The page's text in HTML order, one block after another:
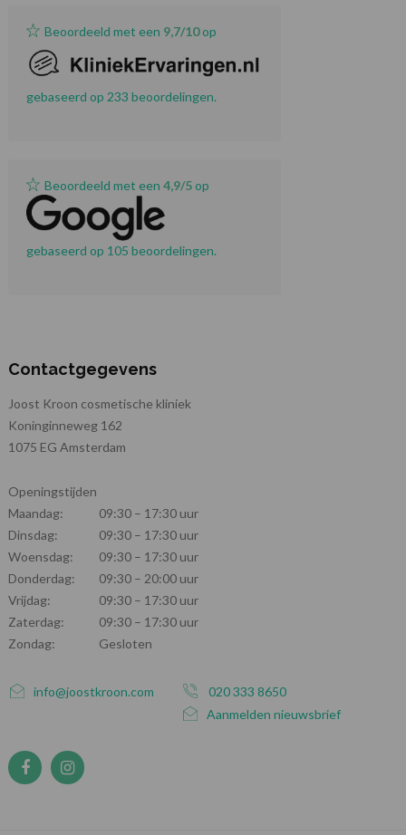
Beoordeeld met een 9,7/10op
gebaseerd op 233 beoordelingen.
Beoordeeld met een 4,9/5op
gebaseerd op 105 beoordelingen.
Contactgegevens
Joost Kroon cosmetische kliniek
Koninginneweg 162
1075 EG Amsterdam
Openingstijden
Maandag:
09:30 – 17:30 uur
Dinsdag:
09:30 – 17:30 uur
Woensdag:
09:30 – 17:30 uur
Donderdag:
09:30 – 20:00 uur
Vrijdag:
09:30 – 17:30 uur
Zaterdag:
09:30 – 17:30 uur
Zondag:
Gesloten
info@joostkroon.com
020 333 8650
Aanmelden nieuwsbrief